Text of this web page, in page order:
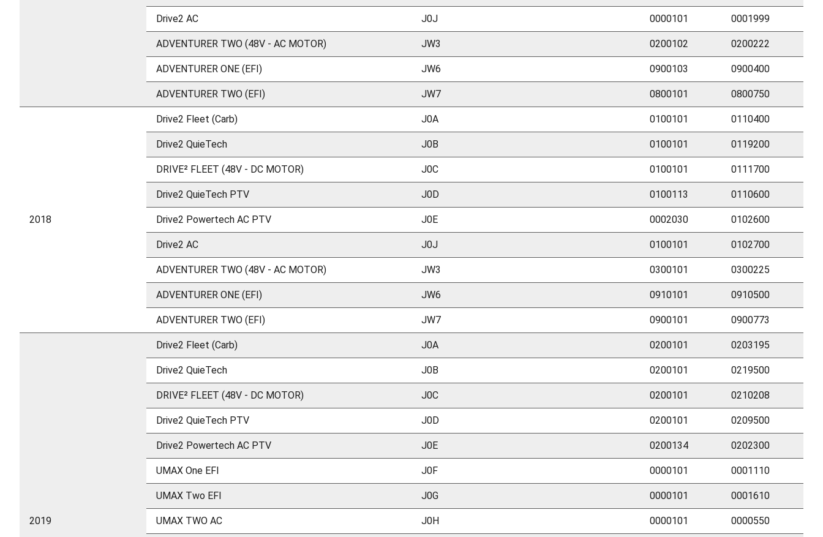
Drive2 AC J0J 0000101 0001999
ADVENTURER TWO (48V - AC MOTOR) JW3 0200102 0200222
ADVENTURER ONE (EFI) JW6 0900103 0900400
ADVENTURER TWO (EFI) JW7 0800101 0800750
2018
Drive2 Fleet (Carb) J0A 0100101 0110400
Drive2 QuieTech J0B 0100101 0119200
DRIVE² FLEET (48V - DC MOTOR) J0C 0100101 0111700
Drive2 QuieTech PTV J0D 0100113 0110600
Drive2 Powertech AC PTV J0E 0002030 0102600
Drive2 AC J0J 0100101 0102700
ADVENTURER TWO (48V - AC MOTOR) JW3 0300101 0300225
ADVENTURER ONE (EFI) JW6 0910101 0910500
ADVENTURER TWO (EFI) JW7 0900101 0900773
2019
Drive2 Fleet (Carb) J0A 0200101 0203195
Drive2 QuieTech J0B 0200101 0219500
DRIVE² FLEET (48V - DC MOTOR) J0C 0200101 0210208
Drive2 QuieTech PTV J0D 0200101 0209500
Drive2 Powertech AC PTV J0E 0200134 0202300
UMAX One EFI J0F 0000101 0001110
UMAX Two EFI J0G 0000101 0001610
UMAX TWO AC J0H 0000101 0000550